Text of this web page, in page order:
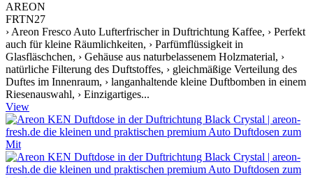
AREON
FRTN27
› Areon Fresco Auto Lufterfrischer in Duftrichtung Kaffee, › Perfekt
auch für kleine Räumlichkeiten, › Parfümflüssigkeit in
Glasfläschchen, › Gehäuse aus naturbelassenem Holzmaterial, ›
natürliche Filterung des Duftstoffes, › gleichmäßige Verteilung des
Duftes im Innenraum, › langanhaltende kleine Duftbomben in einem
Riesenauswahl, › Einzigartiges...
View